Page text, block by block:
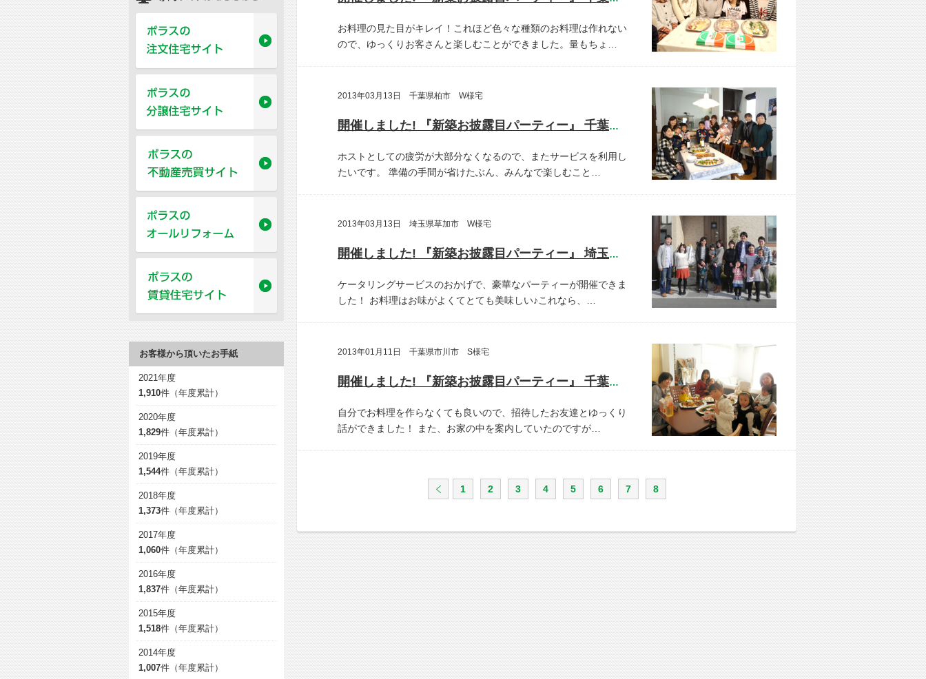
お料理の見た目がキレイ！これほど色々な種類のお料理は作れない
ので、ゆっくりお客さんと楽しむことができました。量もちょ…
2013年03月13日 千葉県柏市 W様宅
開催しました! 『新築お披露目パーティー』 千葉県柏市 W様宅
ホストとしての疲労が大部分なくなるので、またサービスを利用し
たいです。
準備の手間が省けたぶん、みんなで楽しむこと…
2013年03月13日 埼玉県草加市 W様宅
開催しました! 『新築お披露目パーティー』 埼玉県草加市 W様宅
ケータリングサービスのおかげで、豪華なパーティーが開催できま
した！
お料理はお味がよくてとても美味しい♪これなら、…
2013年01月11日 千葉県市川市 S様宅
開催しました! 『新築お披露目パーティー』 千葉県市川市 S様宅
自分でお料理を作らなくても良いので、招待したお友達とゆっくり
話ができました！
また、お家の中を案内していたのですが…
1 2 3 4 5 6 7 8
お客様から頂いたお手紙
2021年度
1,910件（年度累計）
2020年度
1,829件（年度累計）
2019年度
1,544件（年度累計）
2018年度
1,373件（年度累計）
2017年度
1,060件（年度累計）
2016年度
1,837件（年度累計）
2015年度
1,518件（年度累計）
2014年度
1,007件（年度累計）